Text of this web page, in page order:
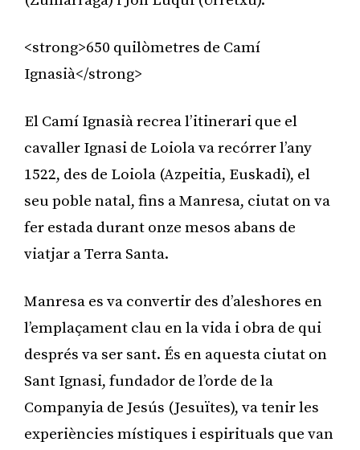
<strong>650 quilòmetres de Camí
Ignasià</strong>
El Camí Ignasià recrea l’itinerari que el
cavaller Ignasi de Loiola va recórrer l’any
1522, des de Loiola (Azpeitia, Euskadi), el
seu poble natal, fins a Manresa, ciutat on va
fer estada durant onze mesos abans de
viatjar a Terra Santa.
Manresa es va convertir des d’aleshores en
l’emplaçament clau en la vida i obra de qui
després va ser sant. És en aquesta ciutat on
Sant Ignasi, fundador de l’orde de la
Companyia de Jesús (Jesuïtes), va tenir les
experiències místiques i espirituals que van